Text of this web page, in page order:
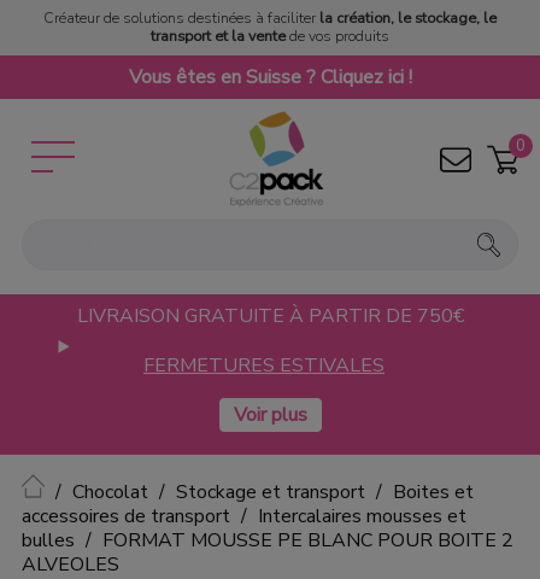
Créateur de solutions destinées à faciliter la création, le stockage, le
transport et la ventede vos produits
Vous êtes en Suisse ? Cliquez ici !
0
LIVRAISON GRATUITE À PARTIR DE 750€
FERMETURES ESTIVALES
Accueil
Chocolat Stockage et transport
Boites et
accessoires de transport
Intercalaires mousses et
bulles
FORMAT MOUSSE PE BLANC POUR BOITE 2
ALVEOLES